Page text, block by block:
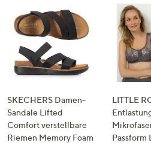
SKECHERS Damen-
Sandale Lifted
Comfort verstellbare
Riemen Memory Foam
LITTLE
Passform